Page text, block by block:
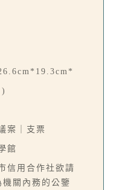
案｜支票
館
信用合作社欲請
關內務的公鑒